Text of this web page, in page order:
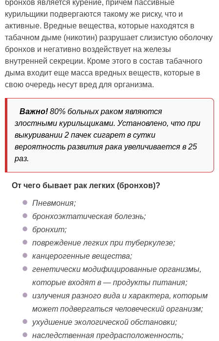
бронхов является курение, причем пассивные
курильщики подвергаются такому же риску, что и
активные. Вредные вещества, которые находятся в
табачном дыме (никотин) разрушает слизистую оболочку
бронхов и негативно воздействует на железы
внутренней секреции. Кроме этого в состав табачного
дыма входит еще масса вредных веществ, которые в
свою очередь несут вред для организма.
Важно! 80% больных раком являются
злостными курильщиками. Установлено, что при
выкуривании 2 пачек сигарет в сутки
вероятность развития рака увеличивается в 25
раз.
От чего бывает рак легких (бронхов)?
Пневмония;
бронхоэктатическая болезнь;
бронхит;
повреждение легких при туберкулезе;
канцерогенные вещества;
генетически модифицированные организмы,
которые входят в — продукты питания;
излучения разного вида и характера, которым
может подвергаться человеческий организм;
ухудшение экологической обстановки;
наследственная предрасположенность;